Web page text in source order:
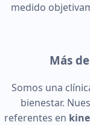
medido
Más
Somos una
bienestar.
referentes en